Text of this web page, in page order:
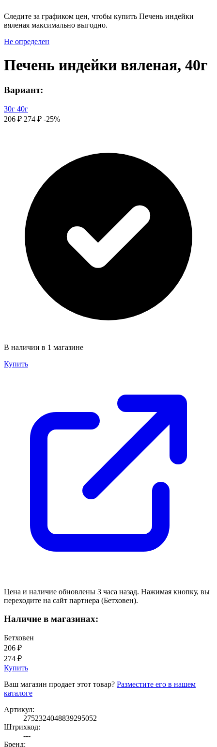
Следите за графиком цен, чтобы купить Печень индейки
вяленая максимально выгодно.
Не определен
Печень индейки вяленая, 40г
Вариант:
30г 40г
206 ₽ 274 ₽ -25%
В наличии в 1 магазине
Купить
Цена и наличие обновлены 3 часа назад. Нажимая кнопку, вы
переходите на сайт партнера (Бетховен).
Наличие в магазинах:
Бетховен
206 ₽
274 ₽
Купить
Ваш магазин продает этот товар? Разместите его в нашем
каталоге
Артикул:
2752324048839295052
Штрихкод:
---
Бренд: